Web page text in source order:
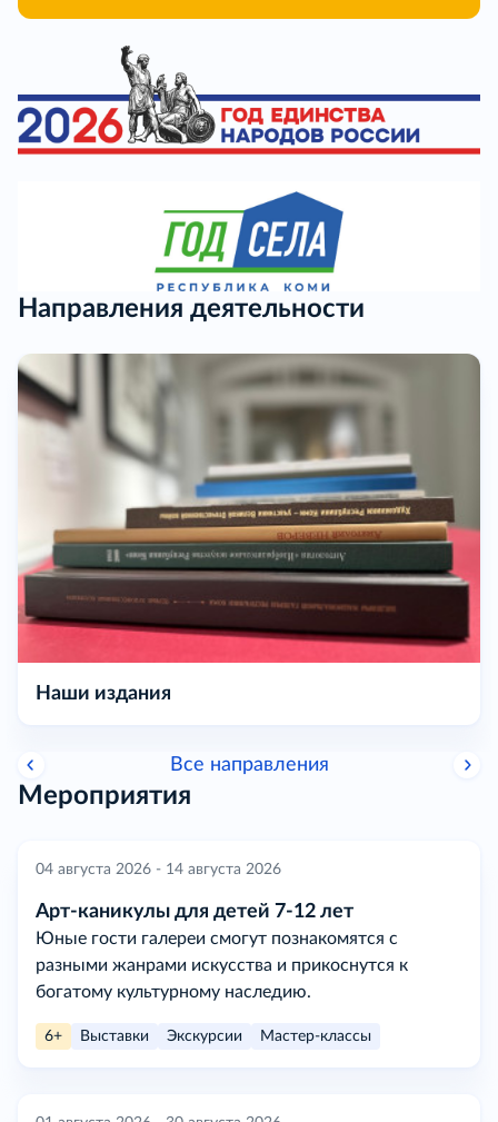
Направления деятельности
Наши издания
Все направления
Мероприятия
04 августа 2026 - 14 августа 2026
Арт-каникулы для детей 7-12 лет
Юные гости галереи смогут познакомятся с
разными жанрами искусства и прикоснутся к
богатому культурному наследию.
6+ Выставки Экскурсии Мастер-классы